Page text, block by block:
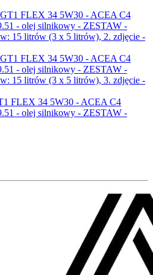
FLEX 34 5W30 - ACEA C4
- olej silnikowy - ZESTAW -